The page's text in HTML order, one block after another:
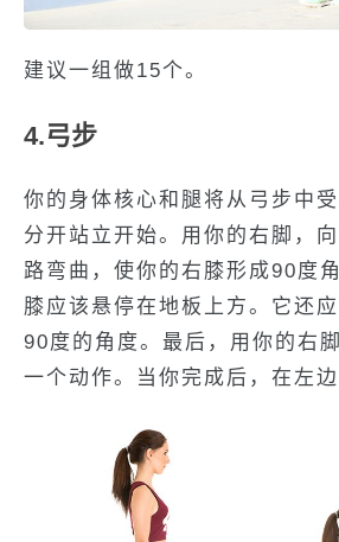
建议一组做15个。
4.弓步
你的身体核心和腿将从弓步中
分开站立开始。用你的右脚，
路弯曲，使你的右膝形成90度
膝应该悬停在地板上方。它还
90度的角度。最后，用你的右
一个动作。当你完成后，在左边